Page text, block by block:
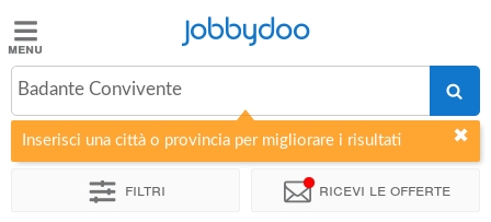
Jobbydoo
Offerte
di
lavoro
Jobbydoo
Badante Convivente
Inserisci una città o provincia per migliorare i risultati
Filtri Ricevi le offerte